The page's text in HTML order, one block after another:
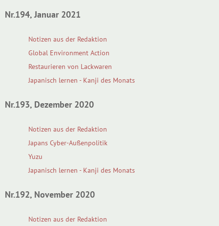
Nr.194, Januar 2021
Notizen aus der Redaktion
Global Environment Action
Restaurieren von Lackwaren
Japanisch lernen - Kanji des Monats
Nr.193, Dezember 2020
Notizen aus der Redaktion
Japans Cyber-Außenpolitik
Yuzu
Japanisch lernen - Kanji des Monats
Nr.192, November 2020
Notizen aus der Redaktion